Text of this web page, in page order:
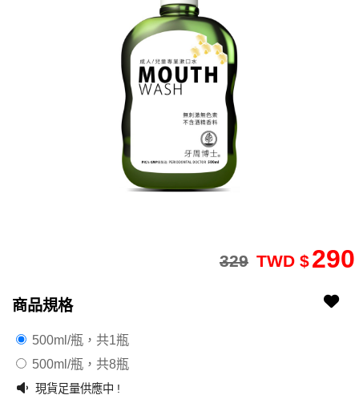
290
TWD $
329
商品規格
500ml/瓶，共1瓶
500ml/瓶，共8瓶
現貨足量供應中 !